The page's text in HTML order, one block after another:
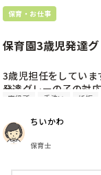
ーションも大事にし
保育・お仕事
保育園3歳児発達
3歳児担任をしていま
発達グレーの子の対
★1歳児より入園。そ
ょっと個別対応が必
★2歳児では、思い
い癇癪。生活面の自
市役所 手洗い 妊娠
ちいかわ
保育士